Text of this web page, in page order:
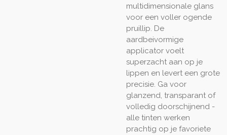
multidimensionale glans
voor een voller ogende
pruillip. De
aardbeivormige
applicator voelt
superzacht aan op je
lippen en levert een grote
precisie. Ga voor
glanzend, transparant of
volledig doorschijnend -
alle tinten werken
prachtig op je favoriete